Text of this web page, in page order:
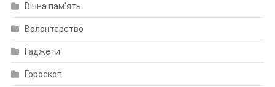
Вічна пам'ять
Волонтерство
Гаджети
Гороскоп